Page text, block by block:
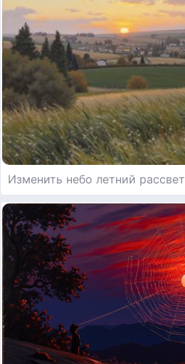
Изменить небо летний рассвет